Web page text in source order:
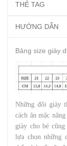
THẺ TAG
HƯỚNG DẪN
Bảng size giày
Những đôi giày
cách ăn mặc
giày cho bé
lựa chọn những